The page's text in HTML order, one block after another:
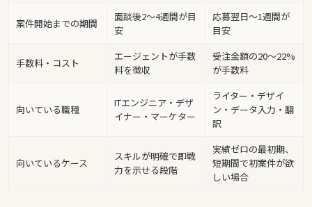
案件開始までの期間
面談後2〜4週間が目
安
応募翌日〜1週間が
目安
手数料・コスト
エージェントが手数
料を徴収
受注金額の20〜22%
が手数料
向いている職種
ITエンジニア・デザ
イナー・マーケター
ライター・デザイ
ン・データ入力・翻
訳
向いているケース
スキルが明確で即戦
力を示せる段階
実績ゼロの最初期、
短期間で初案件が欲
しい場合